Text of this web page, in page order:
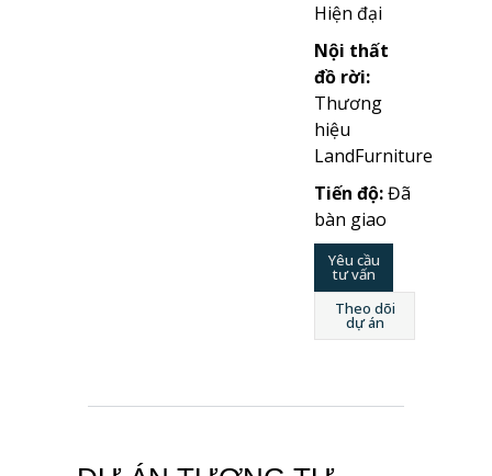
Hiện đại
Nội thất
đồ rời:
Thương
hiệu
LandFurniture
Tiến độ:Đã
bàn giao
Yêu cầu
tư vấn
Theo dõi
dự án